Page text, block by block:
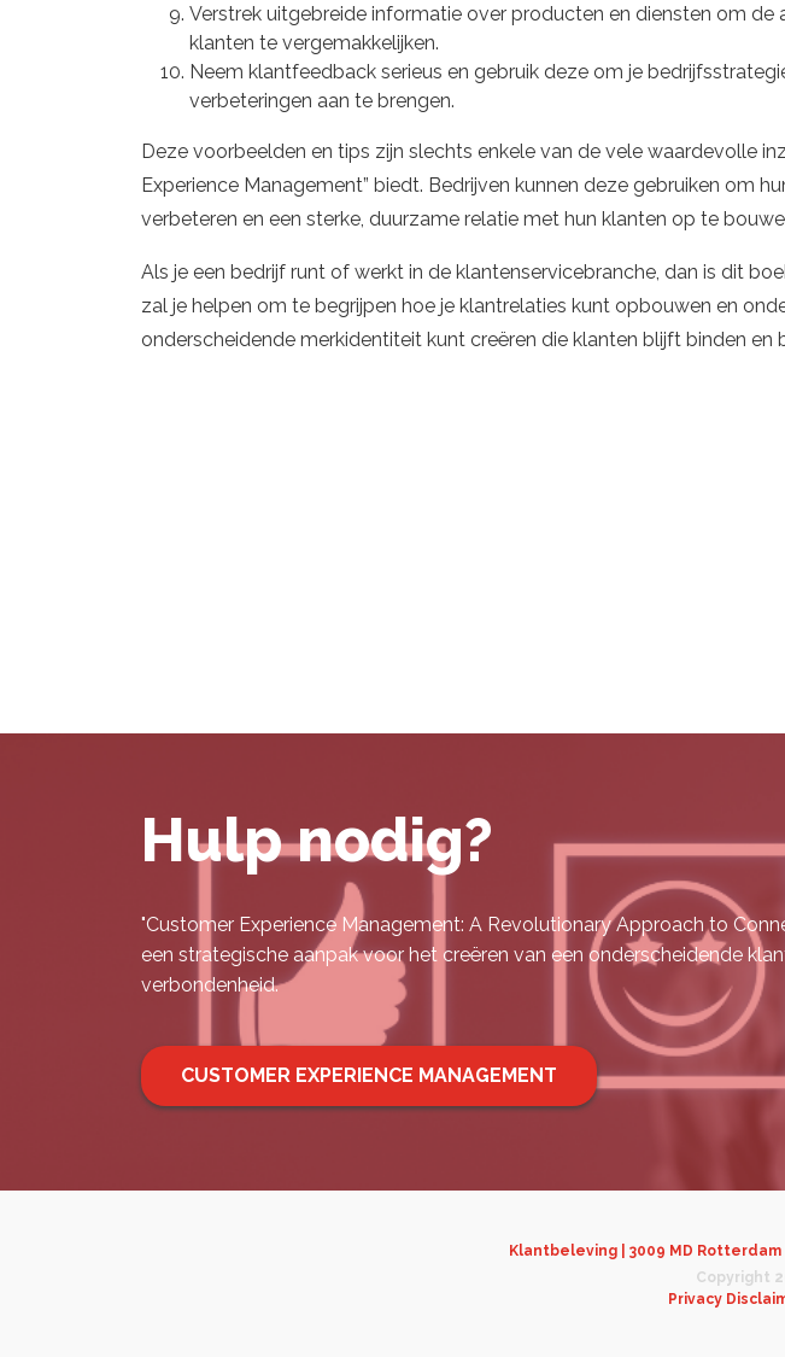
Verstrek uitgebreide informatie over producten en diensten om de
klanten te vergemakkelijken.
Neem klantfeedback serieus en gebruik deze om je
verbeteringen aan te brengen.
Deze voorbeelden en tips zijn slechts enkele van de vele waardevolle
Experience Management” biedt. Bedrijven kunnen deze gebruiken om
verbeteren en een sterke, duurzame relatie met hun klanten op te
Als je een bedrijf runt of werkt in de klantenservicebranche, dan is dit
zal je helpen om te begrijpen hoe je klantrelaties kunt opbouwen en
onderscheidende merkidentiteit kunt creëren die klanten blijft binden en
Hulp nodig?
"Customer Experience Management: A Revolutionary Approach to
een strategische aanpak voor het creëren van een onderscheidende
verbondenheid.
CUSTOMER EXPERIENCE MANAGEMENT
Klantbeleving | 3009 MD Rotterdam
Copyright
Privacy